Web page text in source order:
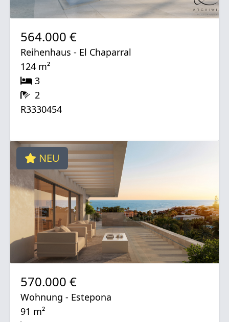
564.000 €
Reihenhaus - El Chaparral
124 m²
3
2
R3330454
NEU
570.000 €
Wohnung - Estepona
91 m²